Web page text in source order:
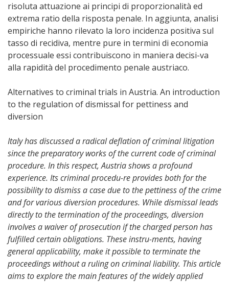
risoluta attuazione ai principi di proporzionalità ed
extrema ratio della risposta penale. In aggiunta, analisi
empiriche hanno rilevato la loro incidenza positiva sul
tasso di recidiva, mentre pure in termini di economia
processuale essi contribuiscono in maniera decisi-va
alla rapidità del procedimento penale austriaco.
Alternatives to criminal trials in Austria. An introduction
to the regulation of dismissal for pettiness and
diversion
Italy has discussed a radical deflation of criminal litigation
since the preparatory works of the current code of criminal
procedure. In this respect, Austria shows a profound
experience. Its criminal procedu-re provides both for the
possibility to dismiss a case due to the pettiness of the crime
and for various diversion procedures. While dismissal leads
directly to the termination of the proceedings, diversion
involves a waiver of prosecution if the charged person has
fulfilled certain obligations. These instru-ments, having
general applicability, make it possible to terminate the
proceedings without a ruling on criminal liability. This article
aims to explore the main features of the widely applied